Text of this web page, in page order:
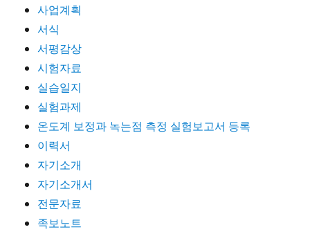
사업계획
서식
서평감상
시험자료
실습일지
실험과제
온도계 보정과 녹는점 측정 실험보고서 등록
이력서
자기소개
자기소개서
전문자료
족보노트